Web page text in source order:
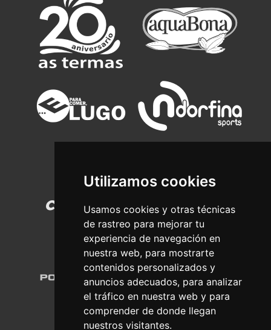
Utilizamos cookies
Usamos cookies y otras técnicas
de rastreo para mejorar tu
experiencia de navegación en
nuestra web, para mostrarte
contenidos personalizados y
anuncios adecuados, para analizar
el tráfico en nuestra web y para
comprender de donde llegan
nuestros visitantes.